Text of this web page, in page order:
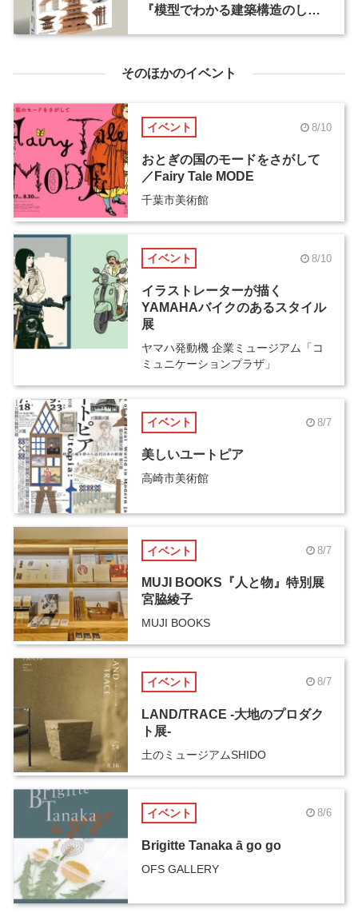
『模型でわかる建築構造のしく
そのほかのイベント
イベント 8/10
おとぎの国のモードをさがして
／Fairy Tale MODE
千葉市美術館
イベント 8/10
イラストレーターが描く
YAMAHAバイクのあるスタイル
展
ヤマハ発動機 企業ミュージアム「コ
ミュニケーションプラザ」
イベント 8/7
美しいユートピア
高崎市美術館
イベント 8/7
MUJI BOOKS『人と物』特別展
宮脇綾子
MUJI BOOKS
イベント 8/7
LAND/TRACE -大地のプロダク
ト展-
土のミュージアムSHIDO
イベント 8/6
Brigitte Tanaka ā go go
OFS GALLERY